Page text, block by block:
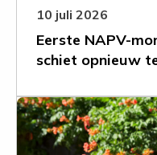
Eerste NAPV-
schiet opnieuw
10 juli 2026
Leer
meer
over